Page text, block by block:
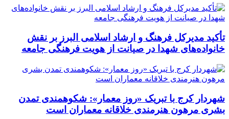
تأکید مدیرکل فرهنگ و ارشاد اسلامی البرز بر نقش
خانواده‌های شهدا در صیانت از هویت فرهنگی جامعه
شهردار کرج با تبریک «روز معمار»: شکوهمندی تمدن
بشری مرهون هنرمندی خلاقانه معماران است